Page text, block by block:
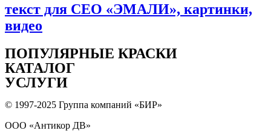
текст для СЕО «ЭМАЛИ», картинки,
видео
ПОПУЛЯPНЫЕ КРАСКИ
КАТАЛОГ
УСЛУГИ
© 1997-2025 Группа компаний «БИР»
ООО «Антикор ДВ»